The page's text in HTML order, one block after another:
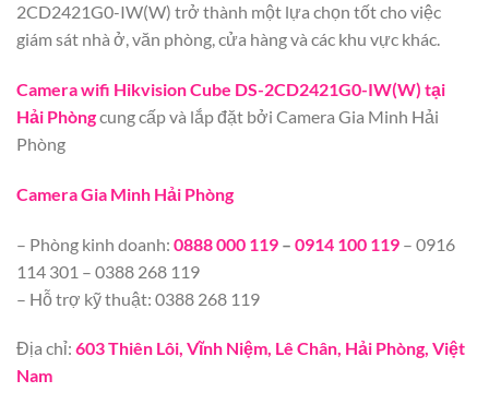
2CD2421G0-IW(W) trở thành một lựa chọn tốt cho việc
giám sát nhà ở, văn phòng, cửa hàng và các khu vực khác.
Camera wifi Hikvision Cube DS-2CD2421G0-IW(W) tại
Hải Phòngcung cấp và lắp đặt bởi Camera Gia Minh Hải
Phòng
Camera Gia Minh Hải Phòng
– Phòng kinh doanh: 0888 000 119 – 0914 100 119 – 0916
114 301 – 0388 268 119
– Hỗ trợ kỹ thuật: 0388 268 119
Địa chỉ: 603 Thiên Lôi, Vĩnh Niệm, Lê Chân, Hải Phòng, Việt
Nam